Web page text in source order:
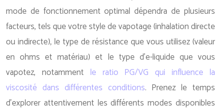
mode de fonctionnement optimal dépendra de plusieurs
facteurs, tels que votre style de vapotage (inhalation directe
ou indirecte), le type de résistance que vous utilisez (valeur
en ohms et matériau) et le type d’e-liquide que vous
vapotez, notamment le ratio PG/VG qui influence la
viscosité dans différentes conditions. Prenez le temps
d’explorer attentivement les différents modes disponibles